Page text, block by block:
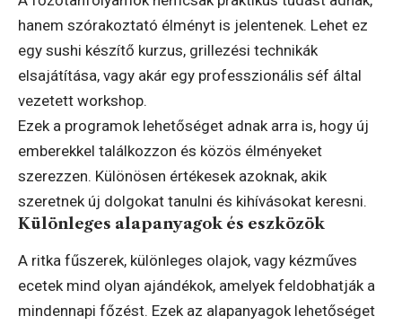
hanem szórakoztató élményt is jelentenek. Lehet ez
egy sushi készítő kurzus, grillezési technikák
elsajátítása, vagy akár egy professzionális séf által
vezetett workshop.
Ezek a programok lehetőséget adnak arra is, hogy új
emberekkel találkozzon és közös élményeket
szerezzen. Különösen értékesek azoknak, akik
szeretnek új dolgokat tanulni és kihívásokat keresni.
Különleges alapanyagok és eszközök
A ritka fűszerek, különleges olajok, vagy kézműves
ecetek mind olyan ajándékok, amelyek feldobhatják a
mindennapi főzést. Ezek az alapanyagok lehetőséget